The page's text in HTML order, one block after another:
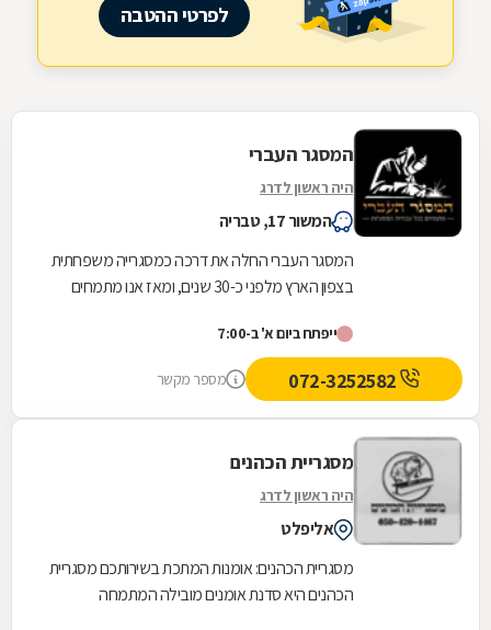
לפרטי ההטבה
המסגר העברי
היה ראשון לדרג
המשור 17, טבריה
המסגר העברי החלה את דרכה כמסגרייה משפחתית
בצפון הארץ מלפני כ-30 שנים, ומאז אנו מתמחים
מציעים...
ייפתח ביום א' ב-7:00
מספר מקשר
מסגריית הכהנים
היה ראשון לדרג
אליפלט
מסגריית הכהנים: אומנות המתכת בשירותכם מסגריית
הכהנים היא סדנת אומנים מובילה המתמחה